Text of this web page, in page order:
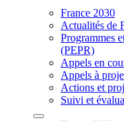
France 2030
Actualités de
Programmes
(PEPR)
Appels en
Appels à
Actions et
Suivi et